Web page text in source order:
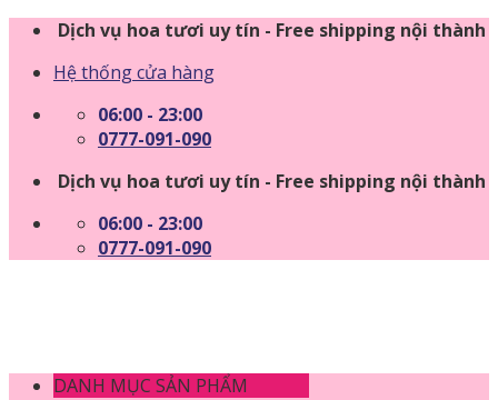
Skip
content
Dịch vụ hoa tươi uy tín - Free shipping nội thành
Hệ thống cửa hàng
06:00 - 23:00
0777-091-090
Dịch vụ hoa tươi uy tín - Free shipping nội thành
06:00 - 23:00
0777-091-090
DANH MỤC SẢN PHẨM